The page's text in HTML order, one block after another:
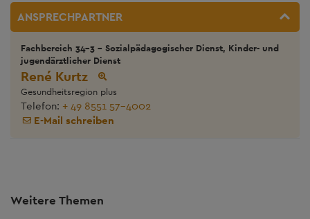
ANSPRECHPARTNER
Fachbereich 34-3 - Sozialpädagogischer Dienst, Kinder- und
jugendärztlicher Dienst
René Kurtz
Gesundheitsregion plus
Telefon: + 49 8551 57-4002
E-Mail schreiben
Weitere Themen